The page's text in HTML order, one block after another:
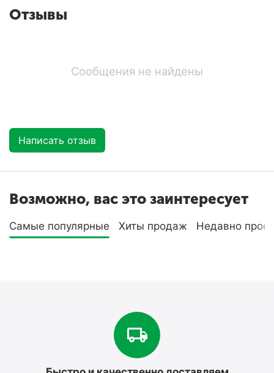
Отзывы
Сообщения не найдены
Написать отзыв
Возможно, вас это заинтересует
Самые популярные Хиты продаж Недавно